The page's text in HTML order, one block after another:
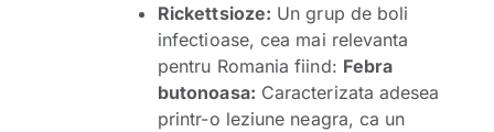
Rickettsioze: Un grup de boli
infectioase, cea mai relevanta
pentru Romania fiind: Febra
butonoasa: Caracterizata adesea
printr-o leziune neagra, ca un